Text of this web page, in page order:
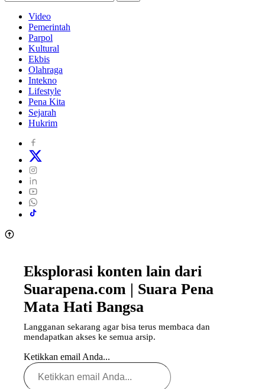
Video
Pemerintah
Parpol
Kultural
Ekbis
Olahraga
Intekno
Lifestyle
Pena Kita
Sejarah
Hukrim
Eksplorasi konten lain dari
Suarapena.com | Suara Pena
Mata Hati Bangsa
Langganan sekarang agar bisa terus membaca dan
mendapatkan akses ke semua arsip.
Ketikkan email Anda...